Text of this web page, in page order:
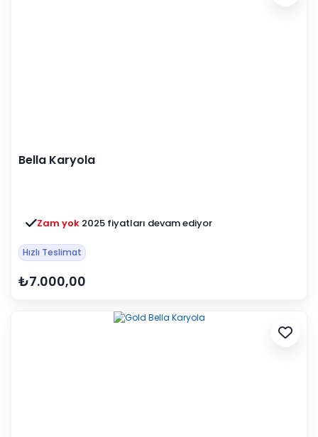
Bella Karyola
Zam yok 2025 fiyatları devam ediyor
Hızlı Teslimat
₺7.000,00